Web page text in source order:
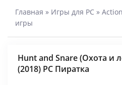
Главная » Игры для PC »
игры
Hunt and Snare (Охота и
(2018) PC Пиратка